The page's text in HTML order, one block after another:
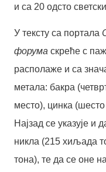
и са 20 одсто
У тексту са портала
форума скреће с
располаже и са
метала: бакра
место), цинка
Најзад се указује и
никла (215 хиљада
тона), те да се оне